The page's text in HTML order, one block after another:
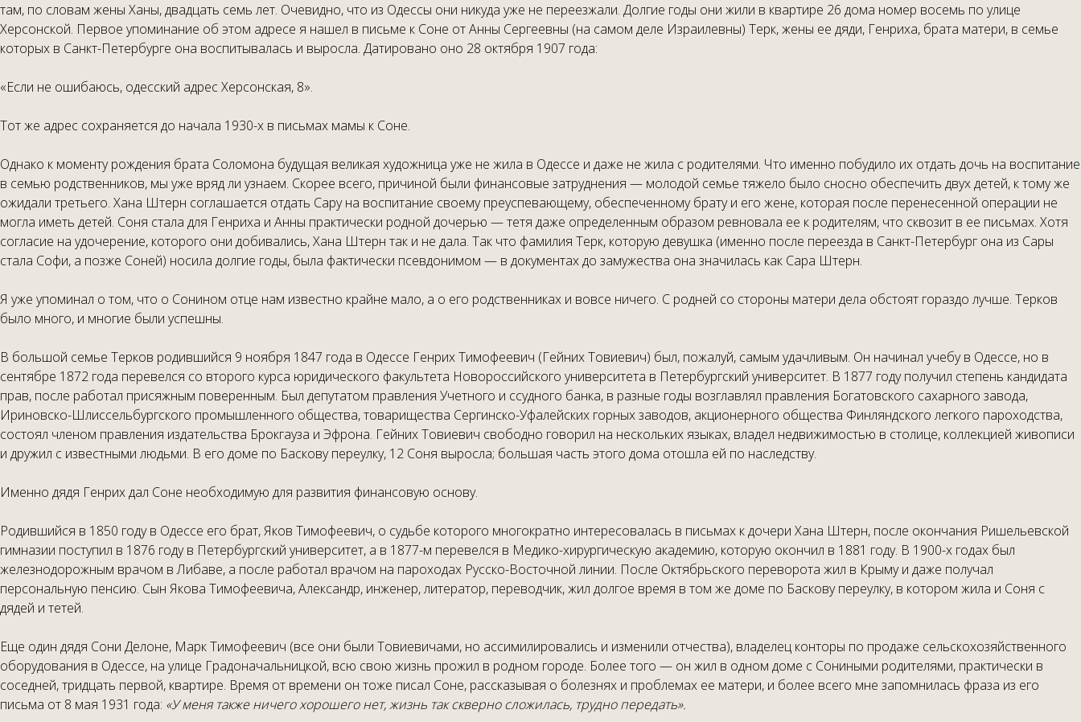
там, по словам жены Ханы, двадцать семь лет. Очевидно, что из Одессы они никуда уже не переезжали. Долгие годы они жили в квартире 26 дома номер восемь по улице
Херсонской. Первое упоминание об этом адресе я нашел в письме к Соне от Анны Сергеевны (на самом деле Израилевны) Терк, жены ее дяди, Генриха, брата матери, в семье
которых в Санкт-Петербурге она воспитывалась и выросла. Датировано оно 28 октября 1907 года:
«Если не ошибаюсь, одесский адрес Херсонская, 8».
Тот же адрес сохраняется до начала 1930-х в письмах мамы к Соне.
Однако к моменту рождения брата Соломона будущая великая художница уже не жила в Одессе и даже не жила с родителями. Что именно побудило их отдать дочь на воспитание
в семью родственников, мы уже вряд ли узнаем. Скорее всего, причиной были финансовые затруднения — молодой семье тяжело было сносно обеспечить двух детей, к тому же
ожидали третьего. Хана Штерн соглашается отдать Сару на воспитание своему преуспевающему, обеспеченному брату и его жене, которая после перенесенной операции не
могла иметь детей. Соня стала для Генриха и Анны практически родной дочерью — тетя даже определенным образом ревновала ее к родителям, что сквозит в ее письмах. Хотя
согласие на удочерение, которого они добивались, Хана Штерн так и не дала. Так что фамилия Терк, которую девушка (именно после переезда в Санкт-Петербург она из Сары
стала Софи, а позже Соней) носила долгие годы, была фактически псевдонимом — в документах до замужества она значилась как Сара Штерн.
Я уже упоминал о том, что о Сонином отце нам известно крайне мало, а о его родственниках и вовсе ничего. С родней со стороны матери дела обстоят гораздо лучше. Терков
было много, и многие были успешны.
В большой семье Терков родившийся 9 ноября 1847 года в Одессе Генрих Тимофеевич (Гейних Товиевич) был, пожалуй, самым удачливым. Он начинал учебу в Одессе, но в
сентябре 1872 года перевелся со второго курса юридического факультета Новороссийского университета в Петербургский университет. В 1877 году получил степень кандидата
прав, после работал присяжным поверенным. Был депутатом правления Учетного и ссудного банка, в разные годы возглавлял правления Богатовского сахарного завода,
Ириновско-Шлиссельбургского промышленного общества, товарищества Сергинско-Уфалейских горных заводов, акционерного общества Финляндского легкого пароходства,
состоял членом правления издательства Брокгауза и Эфрона. Гейних Товиевич свободно говорил на нескольких языках, владел недвижимостью в столице, коллекцией живописи
и дружил с известными людьми. В его доме по Баскову переулку, 12 Соня выросла; большая часть этого дома отошла ей по наследству.
Именно дядя Генрих дал Соне необходимую для развития финансовую основу.
Родившийся в 1850 году в Одессе его брат, Яков Тимофеевич, о судьбе которого многократно интересовалась в письмах к дочери Хана Штерн, после окончания Ришельевской
гимназии поступил в 1876 году в Петербургский университет, а в 1877-м перевелся в Медико-хирургическую академию, которую окончил в 1881 году. В 1900-х годах был
железнодорожным врачом в Либаве, а после работал врачом на пароходах Русско-Восточной линии. После Октябрьского переворота жил в Крыму и даже получал
персональную пенсию. Сын Якова Тимофеевича, Александр, инженер, литератор, переводчик, жил долгое время в том же доме по Баскову переулку, в котором жила и Соня с
дядей и тетей.
Еще один дядя Сони Делоне, Марк Тимофеевич (все они были Товиевичами, но ассимилировались и изменили отчества), владелец конторы по продаже сельскохозяйственного
оборудования в Одессе, на улице Градоначальницкой, всю свою жизнь прожил в родном городе. Более того — он жил в одном доме с Сониными родителями, практически в
соседней, тридцать первой, квартире. Время от времени он тоже писал Соне, рассказывая о болезнях и проблемах ее матери, и более всего мне запомнилась фраза из его
письма от 8 мая 1931 года: «У меня также ничего хорошего нет, жизнь так скверно сложилась, трудно передать».